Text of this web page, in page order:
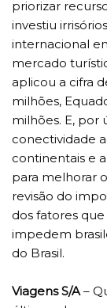
priorizar
investiu
internacional
mercado
aplicou a cifra
milhões,
milhões. E, por
conectividade
continentais e
para melhorar
revisão do
dos fatores
impedem
do Brasil.
Viagens S/A –